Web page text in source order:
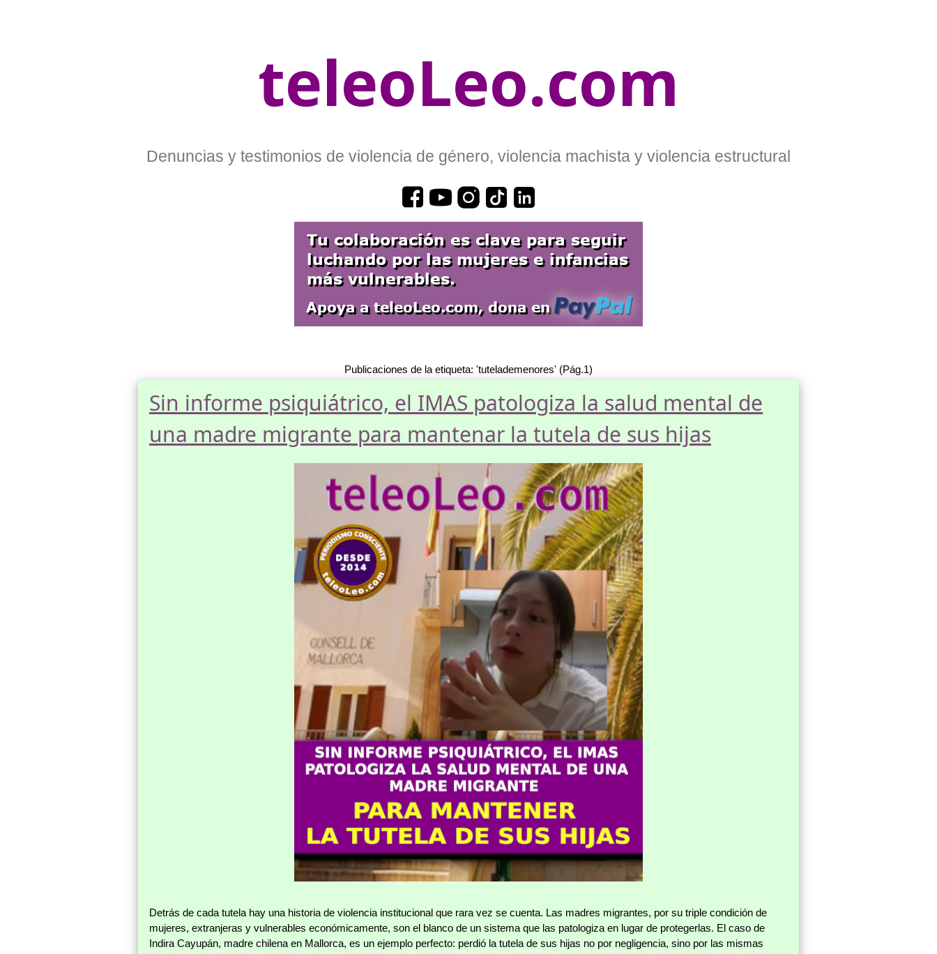
teleoLeo.com
Denuncias y testimonios de violencia de género, violencia machista y violencia estructural
Publicaciones de la etiqueta: 'tutelademenores' (Pág.1)
Sin informe psiquiátrico, el IMAS patologiza la salud mental de
una madre migrante para mantenar la tutela de sus hijas
Detrás de cada tutela hay una historia de violencia institucional que rara vez se cuenta. Las madres migrantes, por su triple condición de
mujeres, extranjeras y vulnerables económicamente, son el blanco de un sistema que las patologiza en lugar de protegerlas. El caso de
Indira Cayupán, madre chilena en Mallorca, es un ejemplo perfecto: perdió la tutela de sus hijas no por negligencia, sino por las mismas